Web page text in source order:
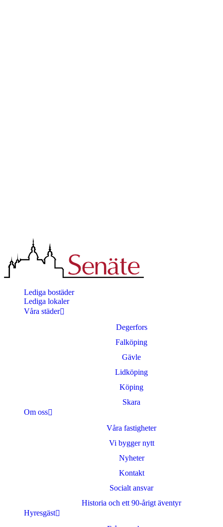
Lediga bostäder
Lediga lokaler
Våra städer
Degerfors
Falköping
Gävle
Lidköping
Köping
Skara
Om oss
Våra fastigheter
Vi bygger nytt
Nyheter
Kontakt
Socialt ansvar
Historia och ett 90-årigt äventyr
Hyresgäst